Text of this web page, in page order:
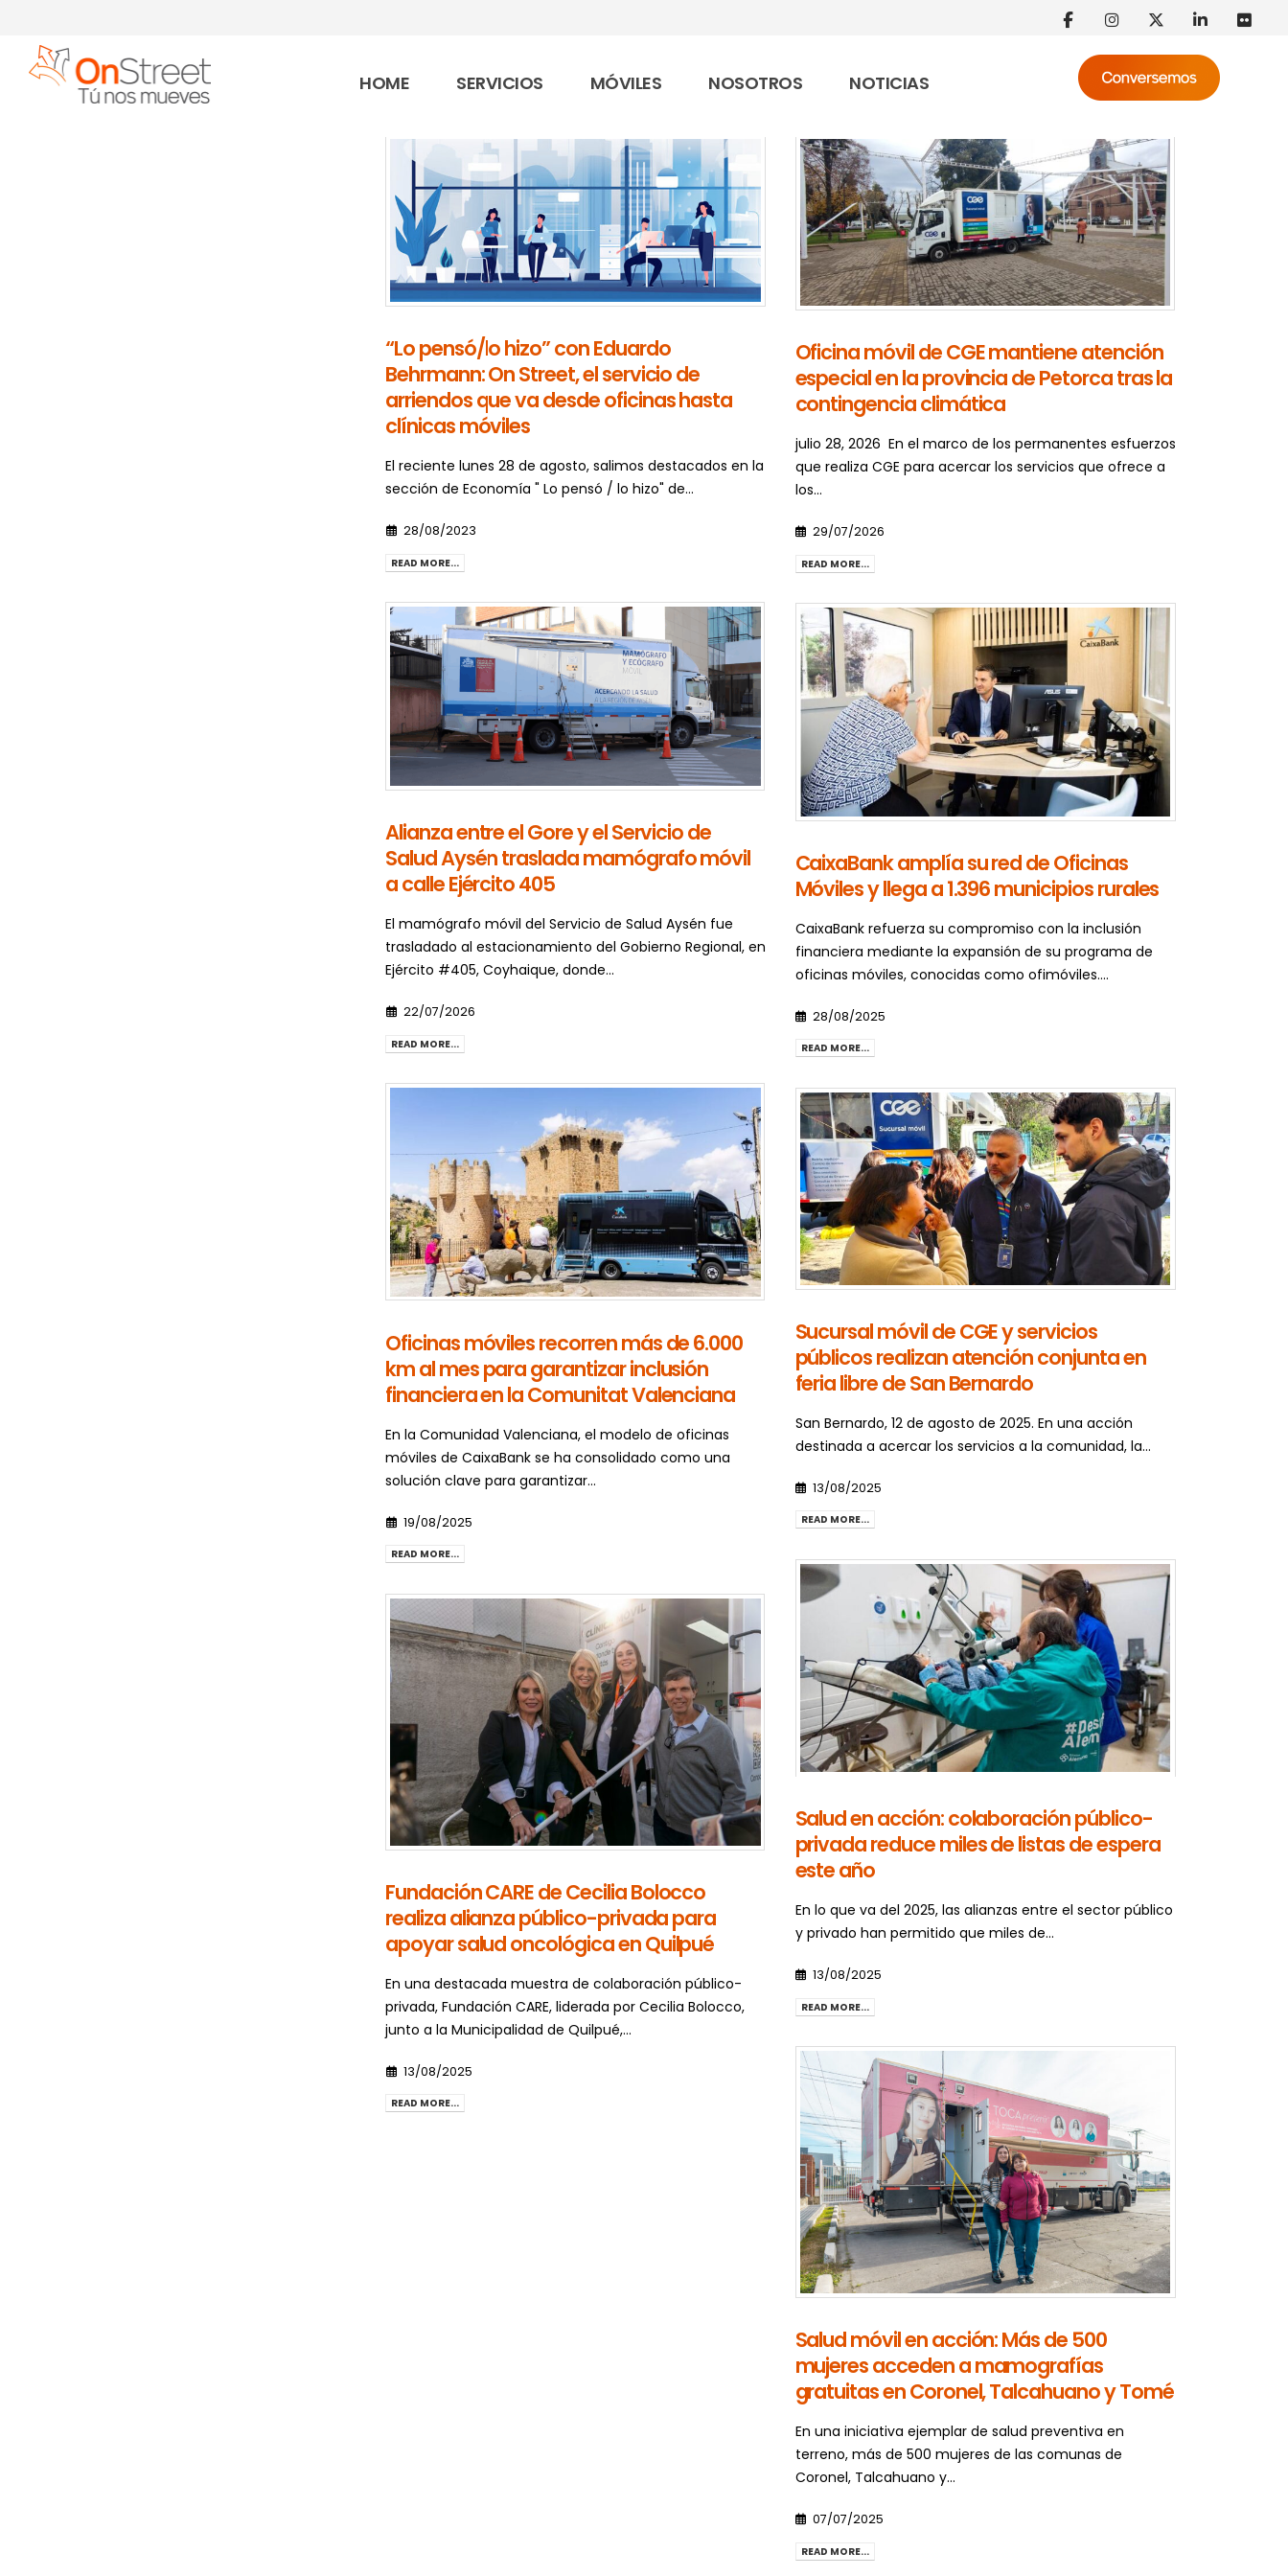
HOME SERVICIOS MÓVILES NOSOTROS NOTICIAS
“Lo pensó/lo hizo” con Eduardo
Behrmann: On Street, el servicio de
arriendos que va desde oficinas hasta
clínicas móviles
El reciente lunes 28 de agosto, salimos destacados en la
sección de Economía " Lo pensó / lo hizo" de...
28/08/2023
READ MORE...
Oficina móvil de CGE mantiene atención
especial en la provincia de Petorca tras la
contingencia climática
julio 28, 2026 En el marco de los permanentes esfuerzos
que realiza CGE para acercar los servicios que ofrece a
los...
29/07/2026
READ MORE...
Alianza entre el Gore y el Servicio de
Salud Aysén traslada mamógrafo móvil
a calle Ejército 405
El mamógrafo móvil del Servicio de Salud Aysén fue
trasladado al estacionamiento del Gobierno Regional, en
Ejército #405, Coyhaique, donde...
22/07/2026
READ MORE...
CaixaBank amplía su red de Oficinas
Móviles y llega a 1.396 municipios rurales
CaixaBank refuerza su compromiso con la inclusión
financiera mediante la expansión de su programa de
oficinas móviles, conocidas como ofimóviles....
28/08/2025
READ MORE...
Oficinas móviles recorren más de 6.000
km al mes para garantizar inclusión
financiera en la Comunitat Valenciana
En la Comunidad Valenciana, el modelo de oficinas
móviles de CaixaBank se ha consolidado como una
solución clave para garantizar...
19/08/2025
READ MORE...
Sucursal móvil de CGE y servicios
públicos realizan atención conjunta en
feria libre de San Bernardo
San Bernardo, 12 de agosto de 2025. En una acción
destinada a acercar los servicios a la comunidad, la...
13/08/2025
READ MORE...
Salud en acción: colaboración público-
privada reduce miles de listas de espera
este año
En lo que va del 2025, las alianzas entre el sector público
y privado han permitido que miles de...
13/08/2025
READ MORE...
Fundación CARE de Cecilia Bolocco
realiza alianza público-privada para
apoyar salud oncológica en Quilpué
En una destacada muestra de colaboración público-
privada, Fundación CARE, liderada por Cecilia Bolocco,
junto a la Municipalidad de Quilpué,...
13/08/2025
READ MORE...
Salud móvil en acción: Más de 500
mujeres acceden a mamografías
gratuitas en Coronel, Talcahuano y Tomé
En una iniciativa ejemplar de salud preventiva en
terreno, más de 500 mujeres de las comunas de
Coronel, Talcahuano y...
07/07/2025
READ MORE...